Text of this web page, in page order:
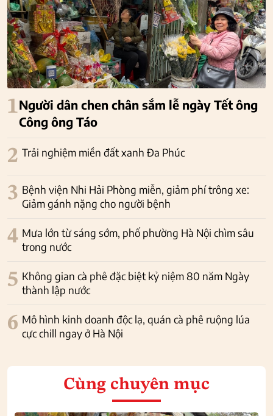
1Người dân chen chân sắm lễ ngày Tết ông
Công ông Táo
2 Trải nghiệm miền đất xanh Đa Phúc
3 Bệnh viện Nhi Hải Phòng miễn, giảm phí trông xe:
Giảm gánh nặng cho người bệnh
4 Mưa lớn từ sáng sớm, phố phường Hà Nội chìm sâu
trong nước
5 Không gian cà phê đặc biệt kỷ niệm 80 năm Ngày
thành lập nước
6 Mô hình kinh doanh độc lạ, quán cà phê ruộng lúa
cực chill ngay ở Hà Nội
Cùng chuyên mục